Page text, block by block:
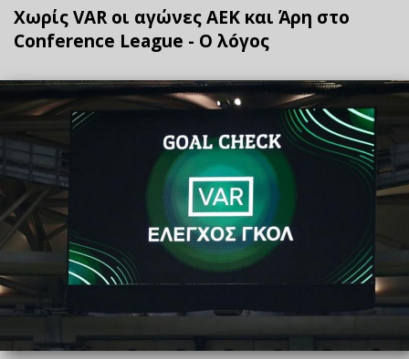
Χωρίς VAR οι αγώνες ΑΕΚ και Άρη στο
Conference League - Ο λóγος